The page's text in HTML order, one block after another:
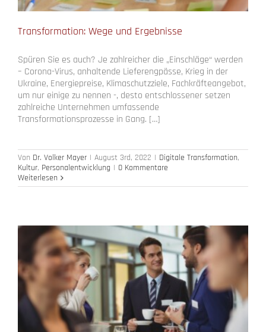
Transformation: Wege und Ergebnisse
Spüren Sie es auch? Je zahlreicher die „Einschläge“ werden
– Corona-Virus, anhaltende Lieferengpässe, Krieg in der
Ukraine, Energiepreise, Klimaschutzziele, Fachkräfteangebot,
um nur einige zu nennen -, desto entschlossener setzen
zahlreiche Unternehmen umfassende
Transformationsprozesse in Gang. […]
Von Dr. Volker Mayer | August 3rd, 2022 | Digitale Transformation,
Kultur, Personalentwicklung | 0 Kommentare
Weiterlesen